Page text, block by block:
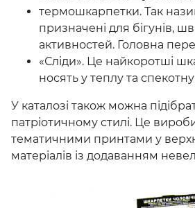
термошкарпетки. Так
призначені для бігунів,
активностей. Головна
«Сліди». Це найкоротші
носять у теплу та
У каталозі також можна
патріотичному стилі. Це
тематичними принтами у
матеріалів із додаванням